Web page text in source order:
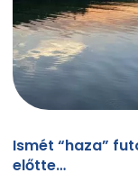
Ismét “haza”
előtte…